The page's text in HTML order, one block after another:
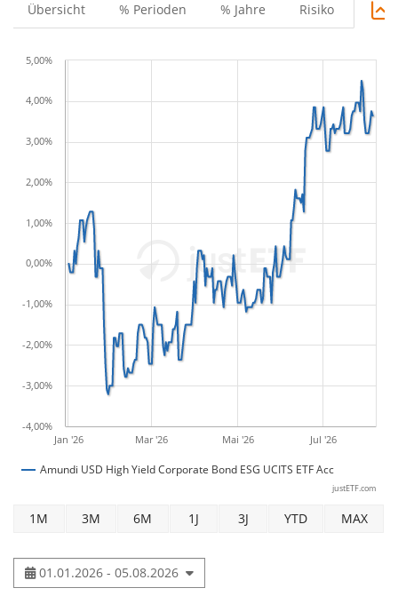
Übersicht % Perioden % Jahre Risiko
Amundi USD High Yield Corporate Bond ESG UCITS ETF Acc
Jan '26 Mar '26 Mai '26 Jul '26
-4,00%
-3,00%
-2,00%
-1,00%
0,00%
1,00%
2,00%
3,00%
4,00%
5,00%
justETF.com
1M 3M 6M 1J 3J YTD MAX
01.01.2026 - 05.08.2026